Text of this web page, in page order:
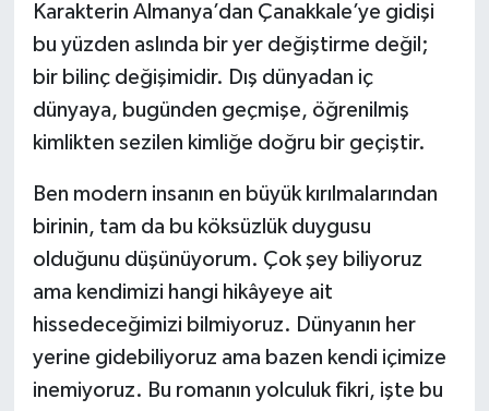
Karakterin Almanya’dan Çanakkale’ye gidişi
bu yüzden aslında bir yer değiştirme değil;
bir bilinç değişimidir. Dış dünyadan iç
dünyaya, bugünden geçmişe, öğrenilmiş
kimlikten sezilen kimliğe doğru bir geçiştir.
Ben modern insanın en büyük kırılmalarından
birinin, tam da bu köksüzlük duygusu
olduğunu düşünüyorum. Çok şey biliyoruz
ama kendimizi hangi hikâyeye ait
hissedeceğimizi bilmiyoruz. Dünyanın her
yerine gidebiliyoruz ama bazen kendi içimize
inemiyoruz. Bu romanın yolculuk fikri, işte bu